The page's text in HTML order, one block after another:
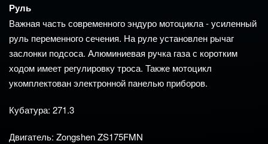
Руль
Важная часть современного эндуро мотоцикла - усиленный
руль переменного сечения. На руле установлен рычаг
заслонки подсоса. Алюминиевая ручка газа с коротким
ходом имеет регулировку троса. Также мотоцикл
укомплектован электронной панелью приборов.
Кубатура: 271.3
Двигатель: Zongshen ZS175FMN